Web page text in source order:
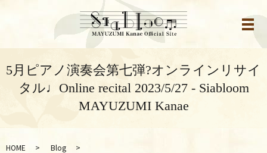
メ
5月ピアノ演奏会第七弾?オンラインリサイ
タル♩Online recital 2023/5/27 - Siabloom
MAYUZUMI Kanae
HOME
Blog